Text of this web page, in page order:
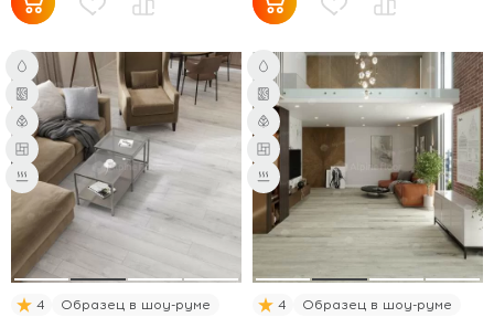
4 Образец в шоу-руме 4 Образец в шоу-руме